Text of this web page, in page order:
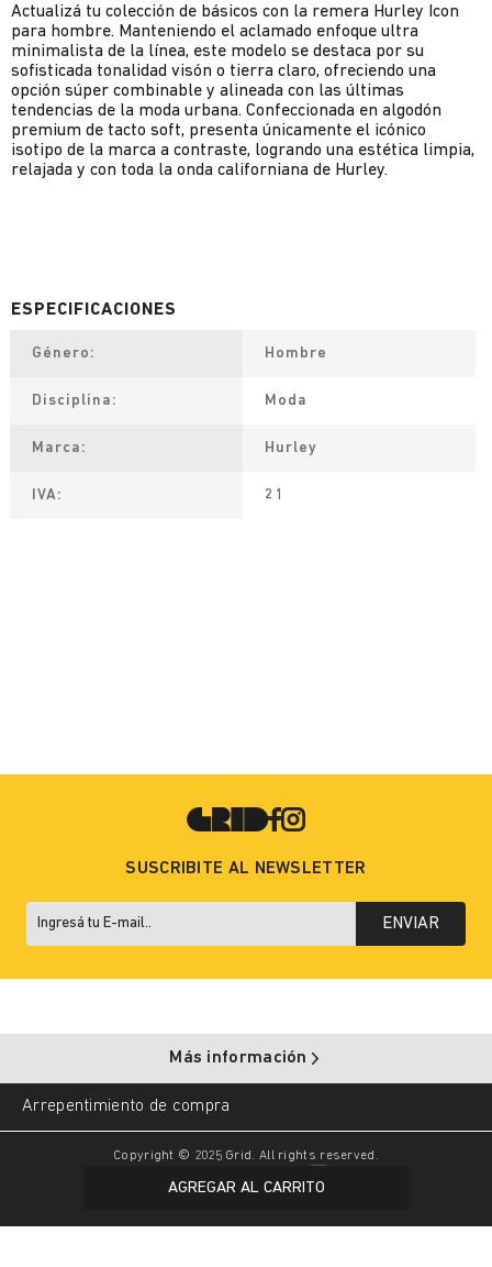
AGREGAR AL CARRITO
Actualizá tu colección de básicos con la remera Hurley Icon
para hombre. Manteniendo el aclamado enfoque ultra
minimalista de la línea, este modelo se destaca por su
sofisticada tonalidad visón o tierra claro, ofreciendo una
opción súper combinable y alineada con las últimas
tendencias de la moda urbana. Confeccionada en algodón
premium de tacto soft, presenta únicamente el icónico
isotipo de la marca a contraste, logrando una estética limpia,
relajada y con toda la onda californiana de Hurley.
Género Hombre
Disciplina Moda
Marca Hurley
IVA 21
SUSCRIBITE AL NEWSLETTER
ENVIAR
Más información
Arrepentimiento de compra
Copyright © 2025 Grid. All rights reserved.